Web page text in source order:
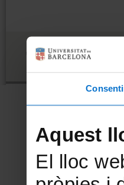
Aquest
El lloc
Universitat de Barcelona